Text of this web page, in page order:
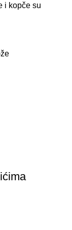
i kopče su